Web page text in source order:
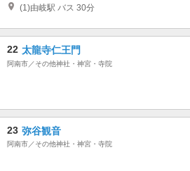
(1)由岐駅 バス 30分
22 太龍寺仁王門
阿南市／その他神社・神宮・寺院
23 弥谷観音
阿南市／その他神社・神宮・寺院